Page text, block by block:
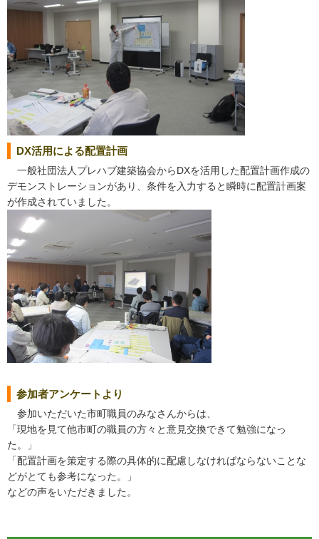
DX活用による配置計画
一般社団法人プレハブ建築協会からDXを活用した配置計画作成の
デモンストレーションがあり、条件を入力すると瞬時に配置計画案
が作成されていました。
参加者アンケートより
参加いただいた市町職員のみなさんからは、
「現地を見て他市町の職員の方々と意見交換できて勉強になっ
た。」
「配置計画を策定する際の具体的に配慮しなければならないことな
どがとても参考になった。」
などの声をいただきました。